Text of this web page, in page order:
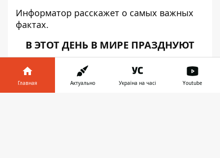
Информатор расскажет о самых важных
фактах.
В ЭТОТ ДЕНЬ В МИРЕ ПРАЗДНУЮТ
Всемирный день яйца.
История
праздника такова: в 1996 году на
конференции в Вене Международная
Главная Актуально Україна на часі Youtube